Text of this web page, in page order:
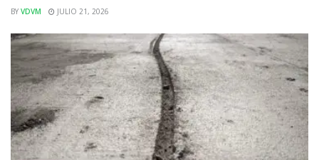
BY VDVM JULIO 21, 2026